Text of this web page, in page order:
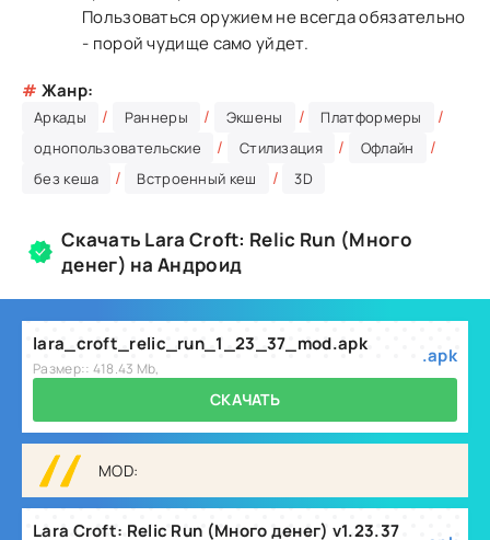
Пользоваться оружием не всегда обязательно
- порой чудище само уйдет.
# Жанр:
Аркады / Раннеры / Экшены / Платформеры /
однопользовательские / Стилизация / Офлайн /
без кеша / Встроенный кеш / 3D
Скачать Lara Croft: Relic Run (Много
денег) на Андроид
lara_croft_relic_run_1_23_37_mod.apk
Размер:: 418.43 Mb,
.apk
СКАЧАТЬ
MOD:
Lara Croft: Relic Run (Много денег) v1.23.37